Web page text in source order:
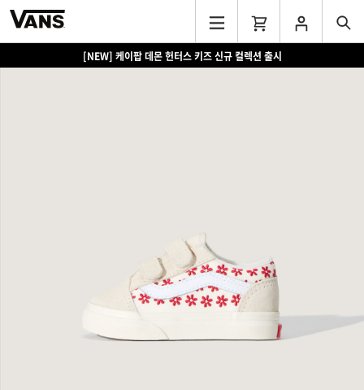
[NEW] 케이팝 데몬 헌터스 키즈 신규 컬렉션 출시
[EVENT] 15만원 이상 구매 시 쿨러백 증정